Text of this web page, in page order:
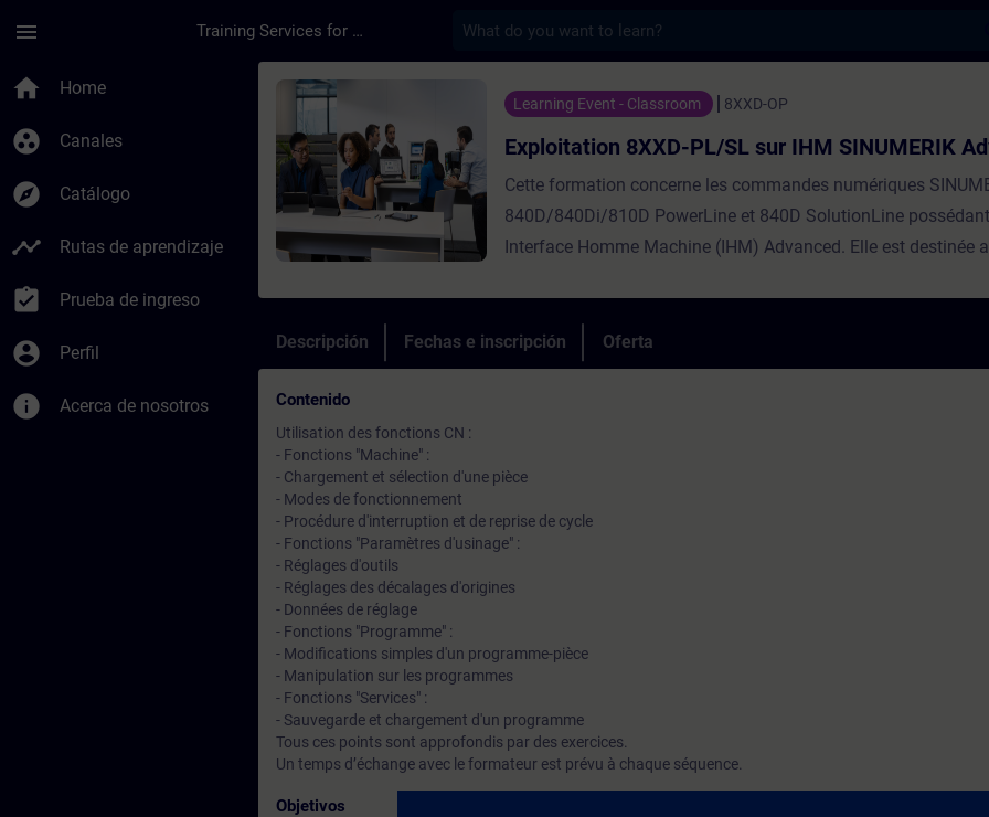
menu Training Services for Digital Industries
home Home
group_work Canales
explore Catálogo
timeline Rutas de aprendizaje
assignment_turned_in Prueba de ingreso
account_circle Perfil
info Acerca de nosotros
Curso - Exploitation 8XXD-PL/SL sur IHM SINUMERIK
Learning Event - Classroom 8XXD-OP
Exploitation 8XXD-PL/SL sur IHM SINUMERIK
Cette formation concerne les commandes numériques
840D/840Di/810D PowerLine et 840D SolutionLine
Interface Homme Machine (IHM) Advanced. Elle est destinée
PratiqueParticipants max8Evaluation des acquisOuiEligible
ⓘNonCertificationNon
Descripción Fechas e inscripción Oferta
Contenido
Utilisation des fonctions CN :
- Fonctions "Machine" :
- Chargement et sélection d'une pièce
- Modes de fonctionnement
- Procédure d'interruption et de reprise de cycle
- Fonctions "Paramètres d'usinage" :
- Réglages d'outils
- Réglages des décalages d'origines
- Données de réglage
- Fonctions "Programme" :
- Modifications simples d'un programme-pièce
- Manipulation sur les programmes
- Fonctions "Services" :
- Sauvegarde et chargement d'un programme
Tous ces points sont approfondis par des exercices.
Un temps d’échange avec le formateur est prévu à chaque séquence.
Objetivos